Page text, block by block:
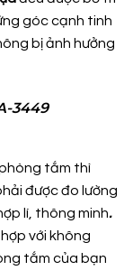
góc cạnh tinh
bị ảnh hưởng
3449
tắm thì
được đo lường
lí, thông minh.
với không
tắm của bạn